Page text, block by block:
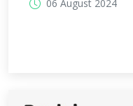
06 August 2024